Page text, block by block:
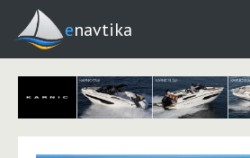
enavtika